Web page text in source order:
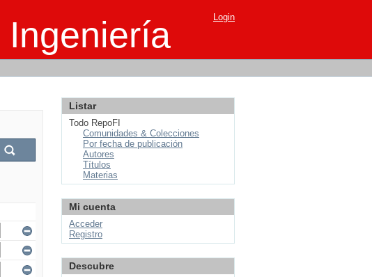
Ingeniería Login
Listar
Todo RepoFI
Comunidades & Colecciones
Por fecha de publicación
Autores
Títulos
Materias
Mi cuenta
Acceder
Registro
Descubre